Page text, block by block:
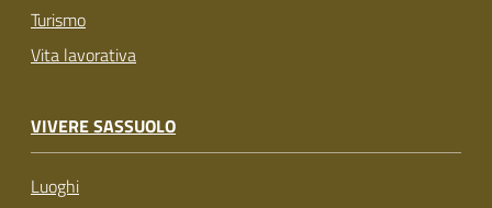
Turismo
Vita lavorativa
VIVERE SASSUOLO
Luoghi